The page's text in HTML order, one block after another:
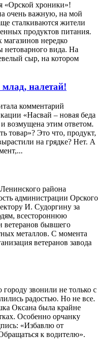
«Орской хроники»!
очень важную, на мой
сталкиваются жители
продуктов питания.
нередко
вида. На
сыр, на котором
налетай!
комментарий
«Насвай – новая беда
возмущена этим ответом.
товар»? Это что, продукт,
на грядке? Нет. А
района
администрации Орского
И. Судоргину за
всестороннюю
ветеранов бывшего
металлов. С момента
ветеранов завода
звонили не только с
радостью. Но не все.
Оксана была крайне
Особенно орчанку
«Избавлю от
к водителю».